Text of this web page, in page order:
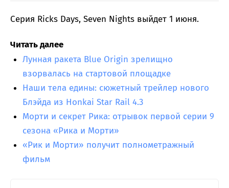
Серия Ricks Days, Seven Nights выйдет 1 июня.
Читать далее
Лунная ракета Blue Origin зрелищно
взорвалась на стартовой площадке
Наши тела едины: сюжетный трейлер нового
Блэйда из Honkai Star Rail 4.3
Морти и секрет Рика: отрывок первой серии 9
сезона «Рика и Морти»
«Рик и Морти» получит полнометражный
фильм